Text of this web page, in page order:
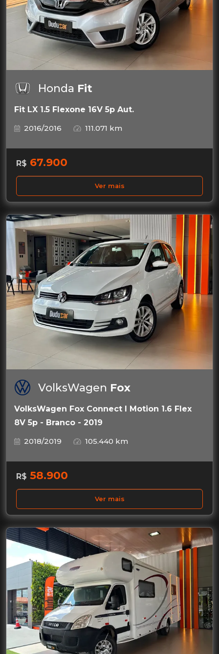
Honda Fit
Fit LX 1.5 Flexone 16V 5p Aut.
2016/2016
111.071 km
R$ 67.900
Ver mais
VolksWagen Fox
VolksWagen Fox Connect I Motion 1.6 Flex
8V 5p - Branco - 2019
2018/2019
105.440 km
R$ 58.900
Ver mais